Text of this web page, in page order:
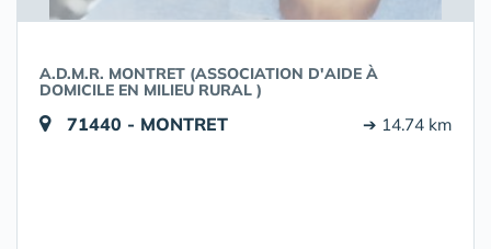
A.D.M.R. MONTRET (ASSOCIATION D'AIDE À
DOMICILE EN MILIEU RURAL )
71440 - MONTRET ➔ 14.74 km